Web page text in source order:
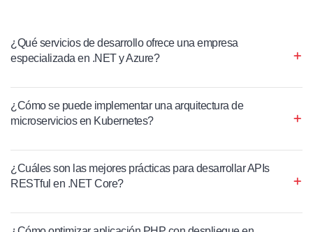
¿Qué servicios de desarrollo ofrece una empresa
especializada en .NET y Azure?
¿Cómo se puede implementar una arquitectura de
microservicios en Kubernetes?
¿Cuáles son las mejores prácticas para desarrollar APIs
RESTful en .NET Core?